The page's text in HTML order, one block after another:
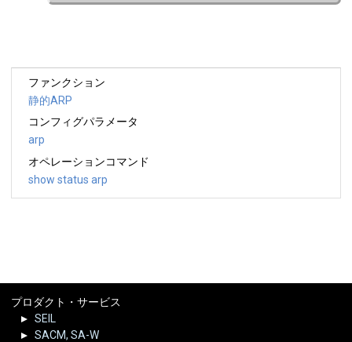
ファンクション
静的ARP
コンフィグパラメータ
arp
オペレーションコマンド
show status arp
プロダクト・サービス
SEIL
SACM, SA-W